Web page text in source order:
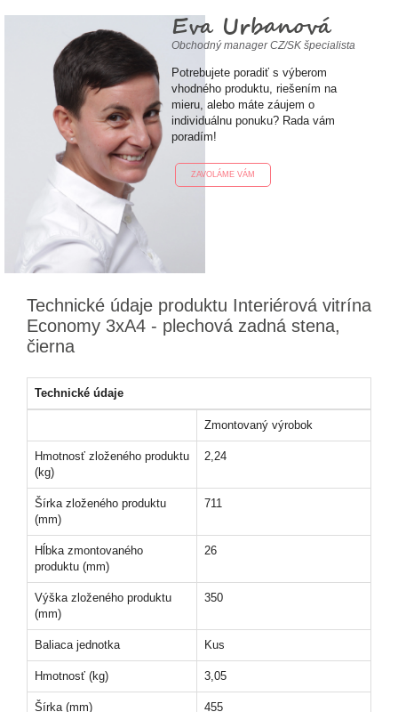
Eva Urbanová
Obchodný manager CZ/SK špecialista
Potrebujete poradiť s výberom
vhodného produktu, riešením na
mieru, alebo máte záujem o
individuálnu ponuku? Rada vám
poradím!
ZAVOLÁME VÁM
Technické údaje produktu Interiérová vitrína
Economy 3xA4 - plechová zadná stena,
čierna
Technické údaje
Zmontovaný výrobok
Hmotnosť zloženého produktu
(kg)
2,24
Šírka zloženého produktu
(mm)
711
Hĺbka zmontovaného
produktu (mm)
26
Výška zloženého produktu
(mm)
350
Baliaca jednotka Kus
Hmotnosť (kg) 3,05
Šírka (mm) 455